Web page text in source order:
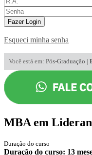
Fazer Login
Esqueci minha senha
Você está em: Pós-Graduação |
MBA em
Duração do curso
Duração do curso: 13